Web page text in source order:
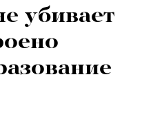
убивает